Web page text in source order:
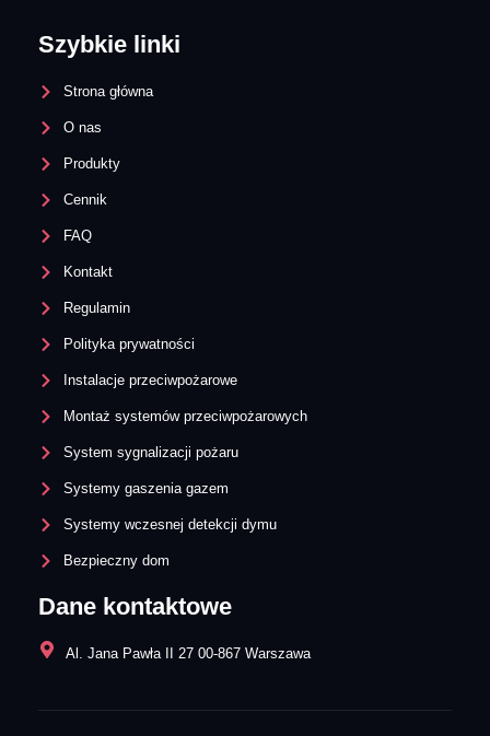
Szybkie linki
Strona główna
O nas
Produkty
Cennik
FAQ
Kontakt
Regulamin
Polityka prywatności
Instalacje przeciwpożarowe
Montaż systemów przeciwpożarowych
System sygnalizacji pożaru
Systemy gaszenia gazem
Systemy wczesnej detekcji dymu​
Bezpieczny dom
Dane kontaktowe
Al. Jana Pawła II 27 00-867 Warszawa